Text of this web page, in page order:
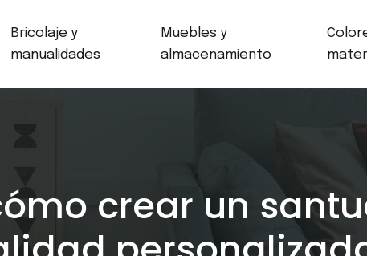
Bricolaje y
manualidades
Muebles y
almacenamiento
crear un